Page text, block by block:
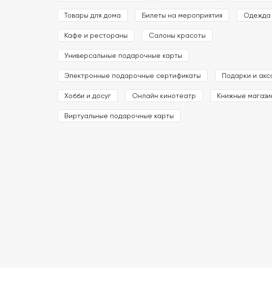
Товары для дома Билеты на мероприятия Одежда
Кафе и рестораны Салоны красоты
Универсальные подарочные карты
Электронные подарочные сертификаты Подарки и
Хобби и досуг Онлайн кинотеатр Книжные
Виртуальные подарочные карты